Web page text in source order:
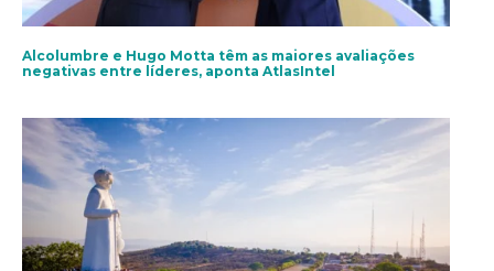
Alcolumbre e Hugo Motta têm as maiores avaliações
negativas entre líderes, aponta AtlasIntel